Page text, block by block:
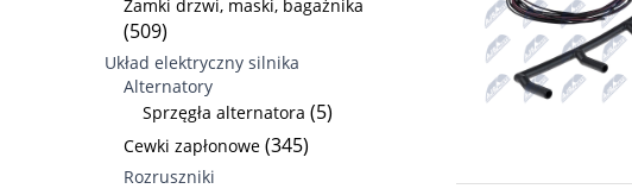
Zamki drzwi, maski, bagażnika
(509)
Układ elektryczny silnika
Alternatory
Sprzęgła alternatora (5)
Cewki zapłonowe (345)
Rozruszniki